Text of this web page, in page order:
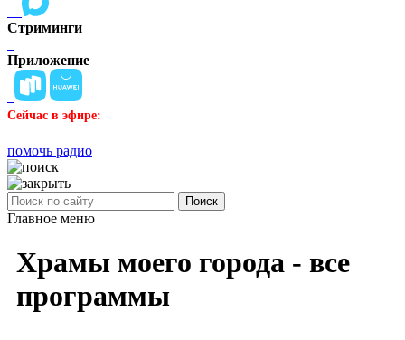
Стриминги
Приложение
Сейчас в эфире:
помочь радио
Поиск
Главное меню
Храмы моего города - все
программы